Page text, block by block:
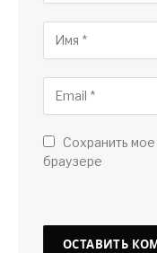
Сохранить мое
браузере